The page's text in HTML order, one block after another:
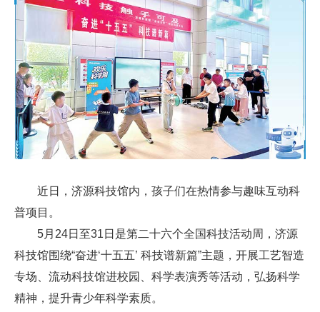
近日，济源科技馆内，孩子们在热情参与趣味互动科
普项目。
5月24日至31日是第二十六个全国科技活动周，济源
科技馆围绕“奋进‘十五五’ 科技谱新篇”主题，开展工艺智造
专场、流动科技馆进校园、科学表演秀等活动，弘扬科学
精神，提升青少年科学素质。